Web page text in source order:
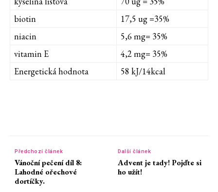
biotin
17,5 ug =35%
niacin
5,6 mg= 35%
vitamin E
4,2 mg= 35%
Energetická hodnota
58 kJ/14kcal
Předchozí článek
Vánoční pečení díl 8:
Lahodné ořechové
dortíčky.
Další článek
Advent je tady! Pojďte si
ho užít!